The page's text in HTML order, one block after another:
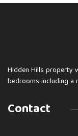
Hidden Hills property
bedrooms including a
Contact